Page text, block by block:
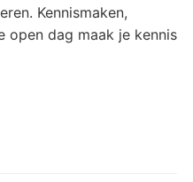
Kennismaken,
open dag maak je kennis